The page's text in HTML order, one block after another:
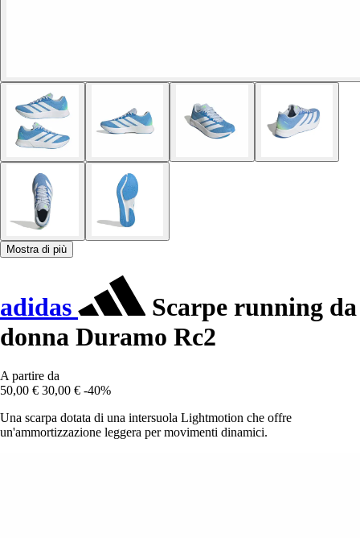
Mostra di più
adidas
Scarpe running da
donna Duramo Rc2
A partire da
50,00 € 30,00 € -40%
Una scarpa dotata di una intersuola Lightmotion che offre
un'ammortizzazione leggera per movimenti dinamici.